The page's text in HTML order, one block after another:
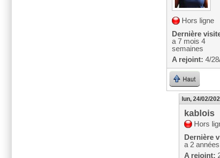
Hors ligne
Dernière
a 7 mois 4
semaines
A rejoint: 4/
Haut
lun, 24/02/
kablois
Hors
Dernière
a 2
A rejoint: